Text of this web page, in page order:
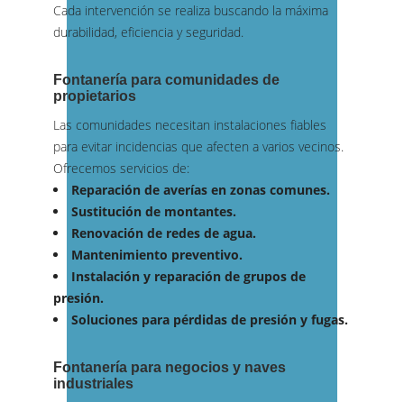
Cada intervención se realiza buscando la máxima
durabilidad, eficiencia y seguridad.
Fontanería para comunidades de
propietarios
Las comunidades necesitan instalaciones fiables
para evitar incidencias que afecten a varios vecinos.
Ofrecemos servicios de:
Reparación de averías en zonas comunes.
Sustitución de montantes.
Renovación de redes de agua.
Mantenimiento preventivo.
Instalación y reparación de grupos de
presión.
Soluciones para pérdidas de presión y fugas.
Fontanería para negocios y naves
industriales